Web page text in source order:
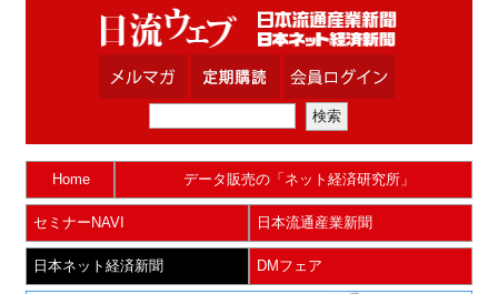
Home データ販売の「ネット経済研究所」
セミナーNAVI 日本流通産業新聞
日本ネット経済新聞 DMフェア